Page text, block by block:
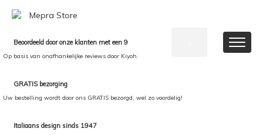
Beoordeeld door onze klanten met een 9
Op basis van onafhankelijke reviews door Kiyoh.
GRATIS bezorging
Uw bestelling wordt door ons GRATIS bezorgd, wel zo voordelig!
Italiaans design sinds 1947